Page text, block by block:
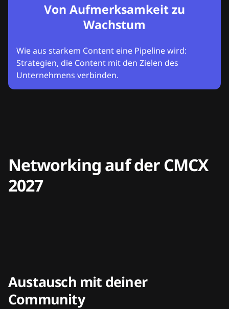
Von Aufmerksamkeit zu
Wachstum
Wie aus starkem Content eine Pipeline wird:
Strategien, die Content mit den Zielen des
Unternehmens verbinden.
Networking auf der CMCX
2027
Austausch mit deiner
Community